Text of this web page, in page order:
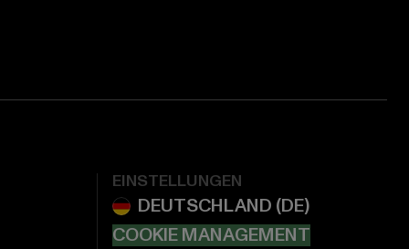
EINSTELLUNGEN
COOKIE MANAGEMENT